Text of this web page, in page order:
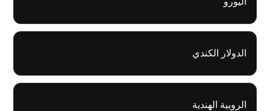
الدولار الكندي
الروبية الهندية